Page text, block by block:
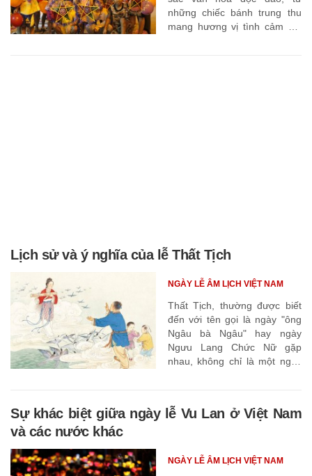
những chiếc bánh trung thu
mang hương vị tình cảm gia
Lịch sử và ý nghĩa của lễ Thất Tịch
Thất Tịch, thường được biết
đến với tên gọi là ngày "ông
Ngâu bà Ngâu" hay ngày
Ngưu Lang Chức Nữ gặp
nhau, không chỉ là một ngày
lòng biết ơn và sự gắn kết
trong nền văn hóa Châu Á.
NGÀY LỄ ÂM LỊCH VIỆT NAM
Sự khác biệt giữa ngày lễ Vu Lan ở Việt Nam
và các nước khác
NGÀY LỄ ÂM LỊCH VIỆT NAM